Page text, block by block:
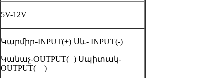
5V-12V
Կարմիր-INPUT(+) Սև- INPUT(-)
Կանաչ-OUTPUT(+) Սպիտակ-
OUTPUT( – )